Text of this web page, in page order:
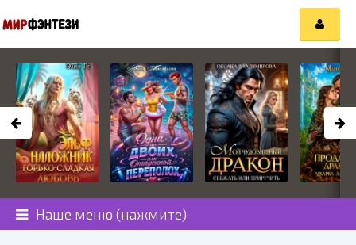
Наше меню (нажмите)